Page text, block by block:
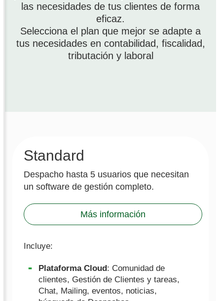
las necesidades de tus clientes de forma
eficaz.
Selecciona el plan que mejor se adapte a
tus necesidades en contabilidad, fiscalidad,
tributación y laboral
Standard
Despacho hasta 5 usuarios que necesitan
un software de gestión completo.
Más información
Incluye:
Plataforma Cloud: Comunidad de
clientes, Gestión de Clientes y tareas,
Chat, Mailing, eventos, noticias,